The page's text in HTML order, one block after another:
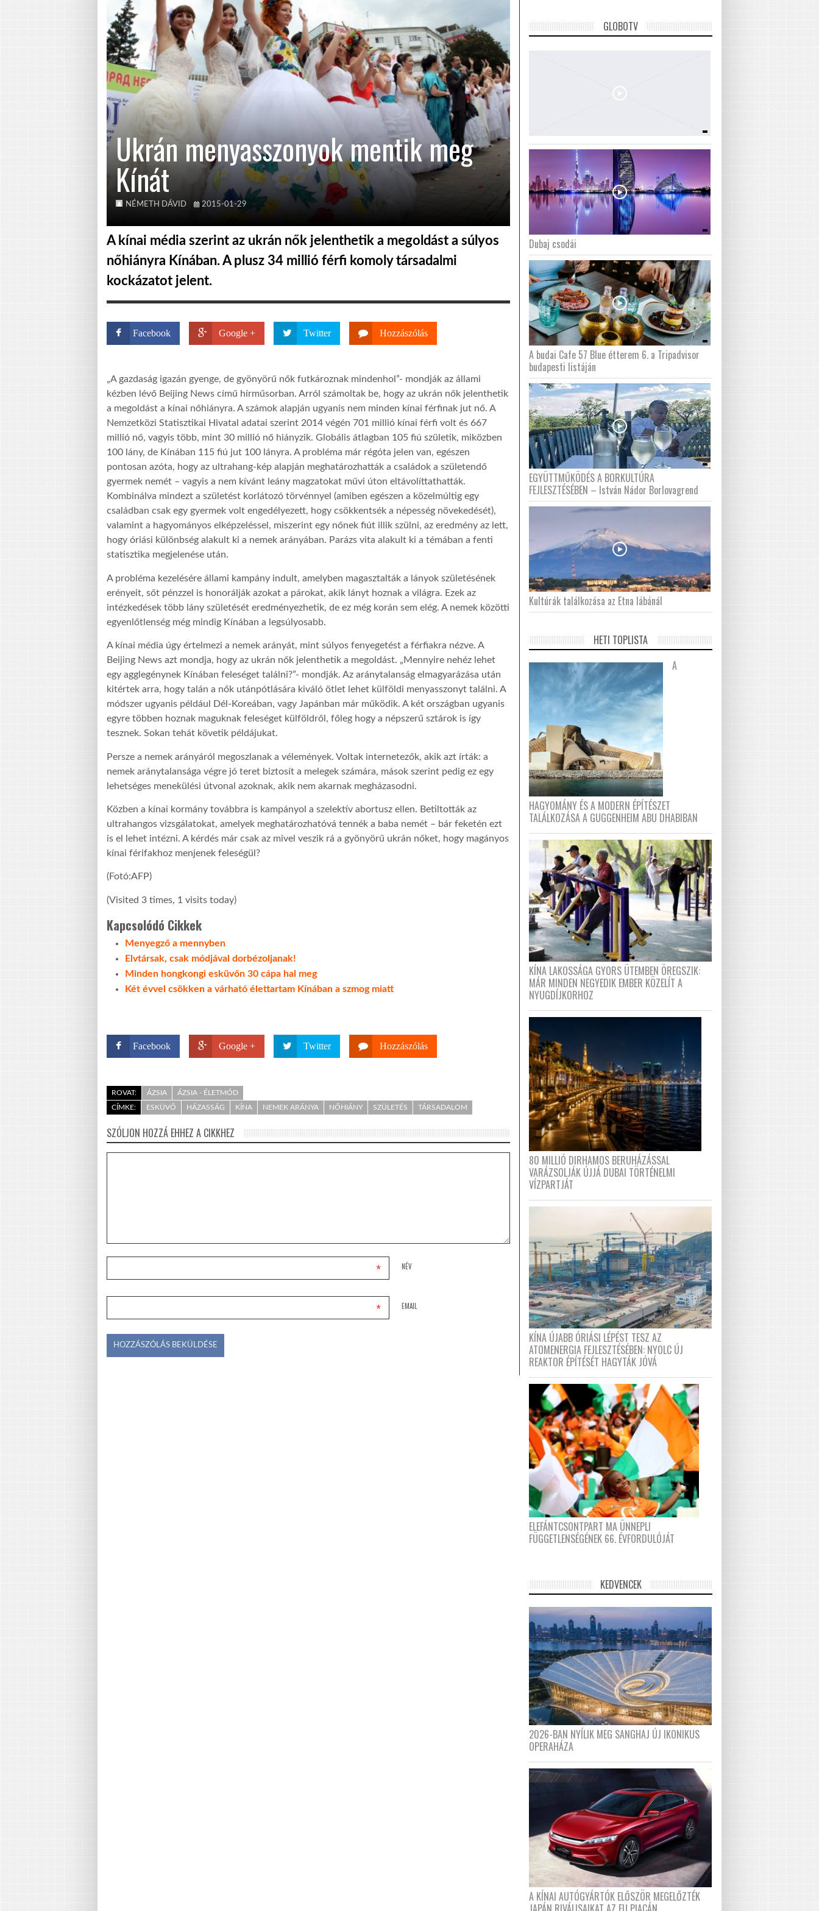
Ukrán menyasszonyok mentik meg
Kínát
NÉMETH DÁVID 2015-01-29
A kínai média szerint az ukrán nők jelenthetik a megoldást a súlyos
nőhiányra Kínában. A plusz 34 millió férfi komoly társadalmi
kockázatot jelent.
Facebook Google + Twitter Hozzászólás
„A gazdaság igazán gyenge, de gyönyörű nők futkároznak mindenhol”- mondják az állami
kézben lévő Beijing News című hírműsorban. Arról számoltak be, hogy az ukrán nők jelenthetik
a megoldást a kínai nőhiányra. A számok alapján ugyanis nem minden kínai férfinak jut nő. A
Nemzetközi Statisztikai Hivatal adatai szerint 2014 végén 701 millió kínai férfi volt és 667
millió nő, vagyis több, mint 30 millió nő hiányzik. Globális átlagban 105 fiú születik, miközben
100 lány, de Kínában 115 fiú jut 100 lányra. A probléma már régóta jelen van, egészen
pontosan azóta, hogy az ultrahang-kép alapján meghatározhatták a családok a születendő
gyermek nemét – vagyis a nem kívánt leány magzatokat művi úton eltávolíttathatták.
Kombinálva mindezt a születést korlátozó törvénnyel (amiben egészen a közelmúltig egy
családban csak egy gyermek volt engedélyezett, hogy csökkentsék a népesség növekedését),
valamint a hagyományos elképzeléssel, miszerint egy nőnek fiút illik szülni, az eredmény az lett,
hogy óriási különbség alakult ki a nemek arányában. Parázs vita alakult ki a témában a fenti
statisztika megje lenése után.
A probléma kezelésére állami kampány indult, amelyben magasztalták a lányok születésének
erényeit, sőt pénzzel is honorálják azokat a párokat, akik lányt hoznak a világra. Ezek az
intézkedések több lány születését eredményezhetik, de ez még korán sem elég. A nemek közötti
egyenlőtlenség még mindig Kínában a legsúlyosabb.
A kínai média úgy értelmezi a nemek arányát, mint súlyos fenyegetést a férfiakra nézve. A
Beijing News azt mondja, hogy az ukrán nők jelenthetik a megoldást. „Mennyire nehéz lehet
egy agglegénynek Kínában feleséget találni?”- mondják. Az aránytalanság elmagyarázása után
kitértek arra, hogy talán a nők utánpótlására kiváló ötlet lehet külföldi menyasszonyt találni. A
módszer ugyanis például Dél-Koreában, vagy Japánban már működik. A két országban ugyanis
egyre többen hoznak maguknak feleséget külföldről, főleg hogy a népszerű sztárok is így
tesznek. Sokan tehát követik példájukat.
Persze a nemek arányáról megoszlanak a vélemények. Voltak internetezők, akik azt írták: a
nemek aránytalansága végre jó teret biztosít a melegek számára, mások szerint pedig ez egy
lehetséges menekülési útvonal azoknak, akik nem akarnak megházasodni.
Közben a kínai kormány továbbra is kampányol a szelektív abortusz ellen. Betiltották az
ultrahangos vizsgálatokat, amelyek meghatározhatóvá tennék a baba nemét – bár feketén ezt
is el lehet intézni. A kérdés már csak az mivel veszik rá a gyönyörű ukrán nőket, hogy magányos
kínai férifakhoz menjenek feleségül?
(Fotó:AFP)
(Visited 3 times, 1 visits today)
Kapcsolódó Cikkek
Menyegző a mennyben
Elvtársak, csak módjával dorbézoljanak!
Minden hongkongi esküvőn 30 cápa hal meg
Két évvel csökken a várható élettartam Kínában a szmog miatt
Facebook Google + Twitter Hozzászólás
ROVAT: ÁZSIA
ÁZSIA - ÉLETMÓD
CÍMKE:
ESKÜVŐ HÁZASSÁG KÍNA NEMEK ARÁNYA NŐHIÁNY SZÜLETÉS TÁRSADALOM
SZÓLJON HOZZÁ EHHEZ A CIKKHEZ
NÉV
*
EMAIL
*
GLOBOTV
Dubaj csodái
A budai Cafe 57 Blue étterem 6. a Tripadvisor
budapesti listáján
EGYÜTTMŰKÖDÉS A BORKULTÚRA
FEJLESZTÉSÉBEN – István Nádor Borlovagrend
Kultúrák találkozása az Etna lábánál
HETI TOPLISTA
A
HAGYOMÁNY ÉS A MODERN ÉPÍTÉSZET
TALÁLKOZÁSA A GUGGENHEIM ABU DHABIBAN
KÍNA LAKOSSÁGA GYORS ÜTEMBEN ÖREGSZIK:
MÁR MINDEN NEGYEDIK EMBER KÖZELÍT A
NYUGDÍJKORHOZ
80 MILLIÓ DIRHAMOS BERUHÁZÁSSAL
VARÁZSOLJÁK ÚJJÁ DUBAI TÖRTÉNELMI
VÍZPARTJÁT
KÍNA ÚJABB ÓRIÁSI LÉPÉST TESZ AZ
ATOMENERGIA FEJLESZTÉSÉBEN: NYOLC ÚJ
REAKTOR ÉPÍTÉSÉT HAGYTÁK JÓVÁ
ELEFÁNTCSONTPART MA ÜNNEPLI
FÜGGETLENSÉGÉNEK 66. ÉVFORDULÓJÁT
KEDVENCEK
2026-BAN NYÍLIK MEG SANGHAJ ÚJ IKONIKUS
OPERAHÁZA
A KÍNAI AUTÓGYÁRTÓK ELŐSZÖR MEGELŐZTÉK